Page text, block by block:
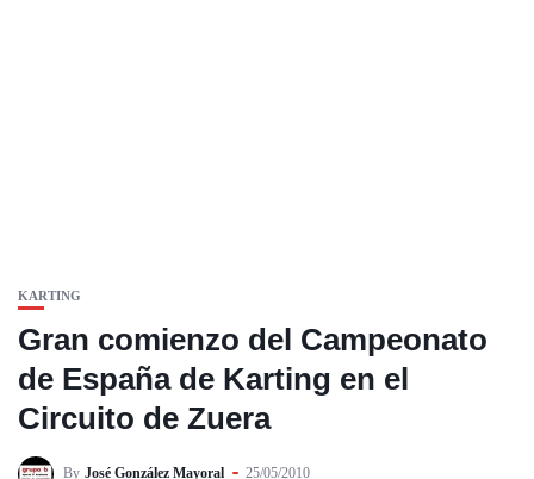
KARTING
Gran comienzo del Campeonato
de España de Karting en el
Circuito de Zuera
By José González Mayoral 25/05/2010